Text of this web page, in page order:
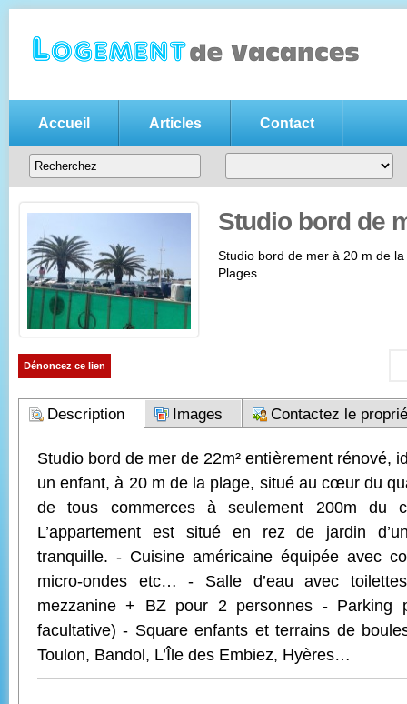
Annonce location vacances
Votreannonce de location de vacances gratuite
, n'hésitez pas
entre particuliers
Accueil Articles Contact
Studio bord de
Studio bord de mer à 20 m de
Plages.
Dénoncez ce lien
Description Images Contactez le
Studio bord de mer de 22m² entièrement rénové,
un enfant, à 20 m de la plage, situé au cœur du
de tous commerces à seulement 200m du
L’appartement est situé en rez de jardin
tranquille. - Cuisine américaine équipée avec
micro-ondes etc… - Salle d’eau avec
mezzanine + BZ pour 2 personnes - Parking
facultative) - Square enfants et terrains de
Toulon, Bandol, L’Île des Embiez, Hyères…